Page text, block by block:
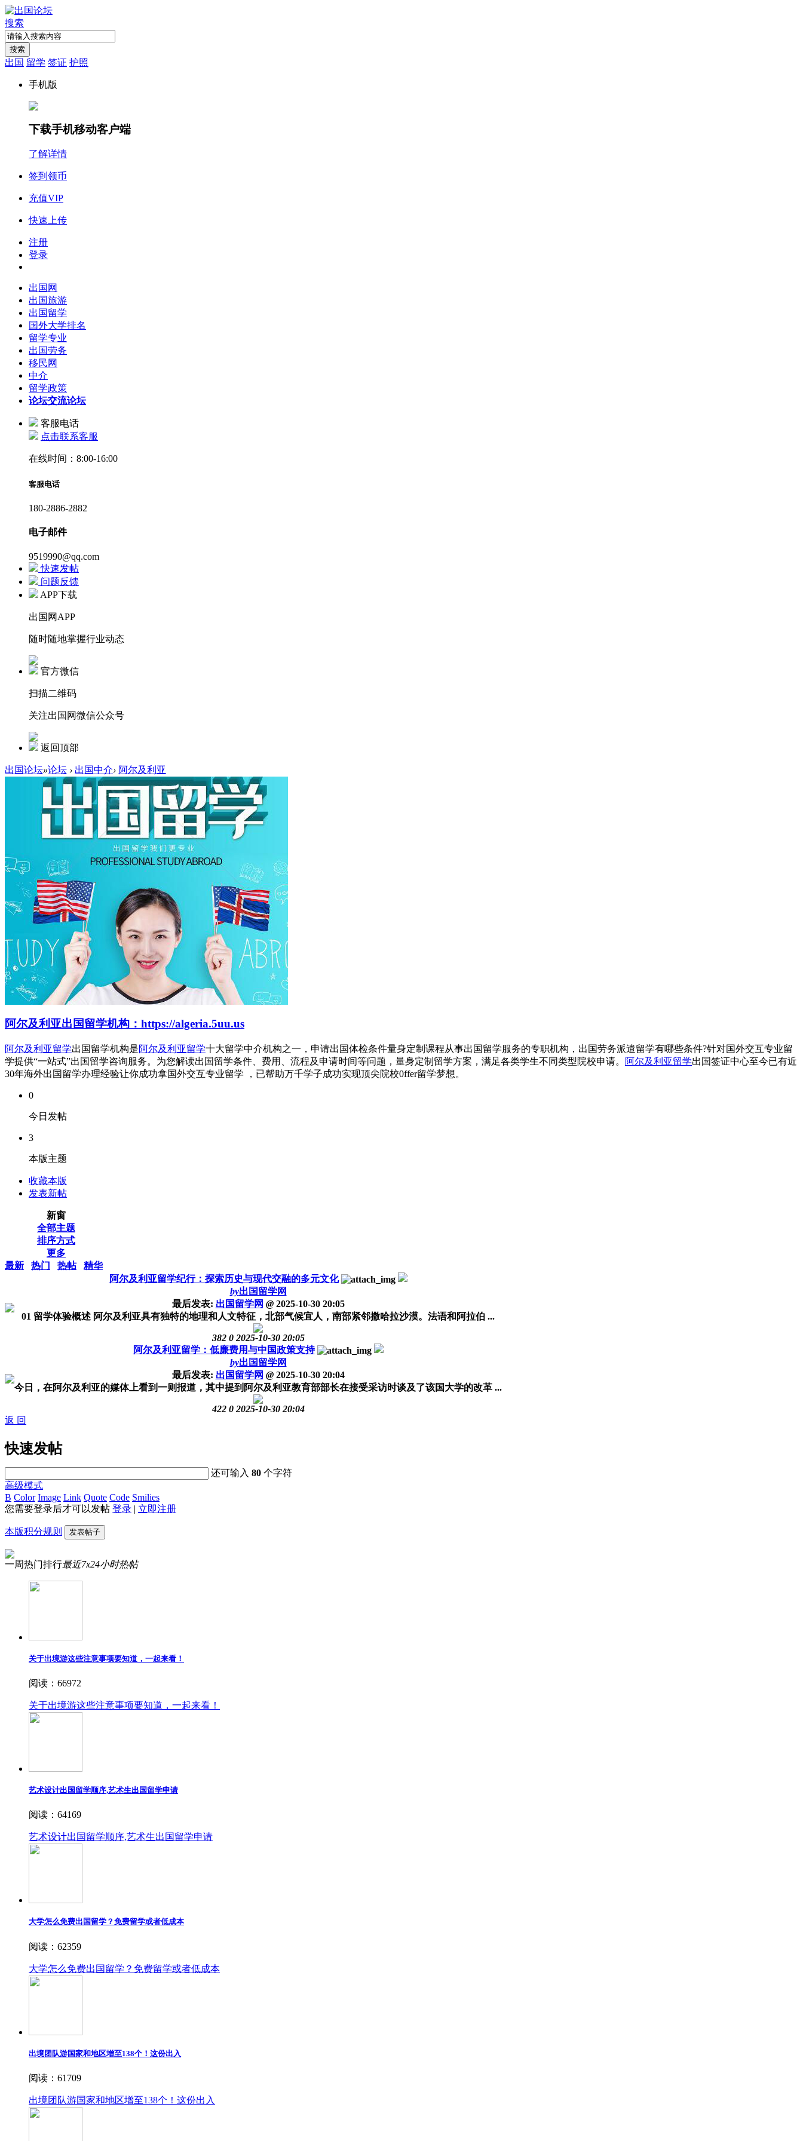
搜索
搜索
出国 留学 签证 护照
手机版
下载手机移动客户端
了解详情
签到领币
充值VIP
快速上传
注册
登录
出国网
出国旅游
出国留学
国外大学排名
留学专业
出国劳务
移民网
中介
留学政策
论坛交流论坛
客服电话
点击联系客服
在线时间：8:00-16:00
客服电话
180-2886-2882
电子邮件
9519990@qq.com
快速发帖
问题反馈
APP下载
出国网APP
随时随地掌握行业动态
官方微信
扫描二维码
关注出国网微信公众号
返回顶部
出国论坛»论坛 › 出国中介› 阿尔及利亚
阿尔及利亚出国留学机构：https://algeria.5uu.us
阿尔及利亚留学出国留学机构是阿尔及利亚留学十大留学中介机构之一，申请出国体检条件量身定制课程从事出国留学服务的专职机构，出国劳务派遣留学有哪些条件?针对国外交互专业留
学提供“一站式”出国留学咨询服务。为您解读出国留学条件、费用、流程及申请时间等问题，量身定制留学方案，满足各类学生不同类型院校申请。
阿尔及利亚留学出国签证中心至今已有近
30年海外出国留学办理经验让你成功拿国外交互专业留学 ，已帮助万千学子成功实现顶尖院校0ffer留学梦想。
0
今日发帖
3
本版主题
收藏本版
发表新帖
新窗
全部主题
排序方式
更多
最新
热门 热帖
精华
阿尔及利亚留学纪行：探索历史与现代交融的多元文化
by出国留学网
最后发表: 出国留学网 @2025-10-30 20:05
01 留学体验概述 阿尔及利亚具有独特的地理和人文特征，北部气候宜人，南部紧邻撒哈拉沙漠。法语和阿拉伯 ...
382 0 2025-10-30 20:05
阿尔及利亚留学：低廉费用与中国政策支持
by出国留学网
最后发表: 出国留学网 @2025-10-30 20:04
今日，在阿尔及利亚的媒体上看到一则报道，其中提到阿尔及利亚教育部部长在接受采访时谈及了该国大学的改革 ...
422 0 2025-10-30 20:04
返 回
快速发帖
还可输入80 个字符
高级模式
B Color Image Link Quote Code Smilies
您需要登录后才可以发帖 登录 | 立即注册
本版积分规则 发表帖子
一周热门排行最近7x24小时热帖
关于出境游这些注意事项要知道，一起来看！
阅读：66972
关于出境游这些注意事项要知道，一起来看！
艺术设计出国留学顺序,艺术生出国留学申请
阅读：64169
艺术设计出国留学顺序,艺术生出国留学申请
大学怎么免费出国留学？免费留学或者低成本
阅读：62359
大学怎么免费出国留学？免费留学或者低成本
出境团队游国家和地区增至138个！这份出入
阅读：61709
出境团队游国家和地区增至138个！这份出入